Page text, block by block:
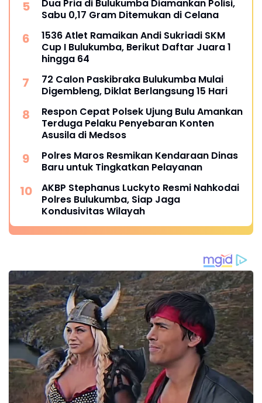
Dua Pria di Bulukumba Diamankan Polisi,
Sabu 0,17 Gram Ditemukan di Celana
1536 Atlet Ramaikan Andi Sukriadi SKM
Cup I Bulukumba, Berikut Daftar Juara 1
hingga 64
72 Calon Paskibraka Bulukumba Mulai
Digembleng, Diklat Berlangsung 15 Hari
Respon Cepat Polsek Ujung Bulu Amankan
Terduga Pelaku Penyebaran Konten
Asusila di Medsos
Polres Maros Resmikan Kendaraan Dinas
Baru untuk Tingkatkan Pelayanan
AKBP Stephanus Luckyto Resmi Nahkodai
Polres Bulukumba, Siap Jaga
Kondusivitas Wilayah